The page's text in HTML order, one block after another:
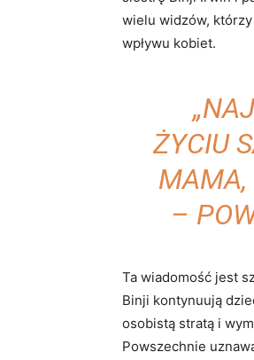
wielu widzów,
wpływu kobiet.
ŻYCIU
MAMA,
–
Ta wiadomość jest
Binji kontynuują
osobistą stratą i
Powszechnie